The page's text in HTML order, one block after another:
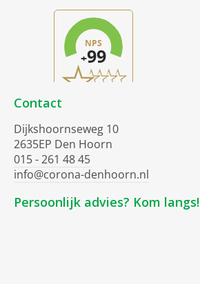
Contact
Dijkshoornseweg 10
2635EP Den Hoorn
015 - 261 48 45
info@corona-denhoorn.nl
Persoonlijk advies? Kom langs!